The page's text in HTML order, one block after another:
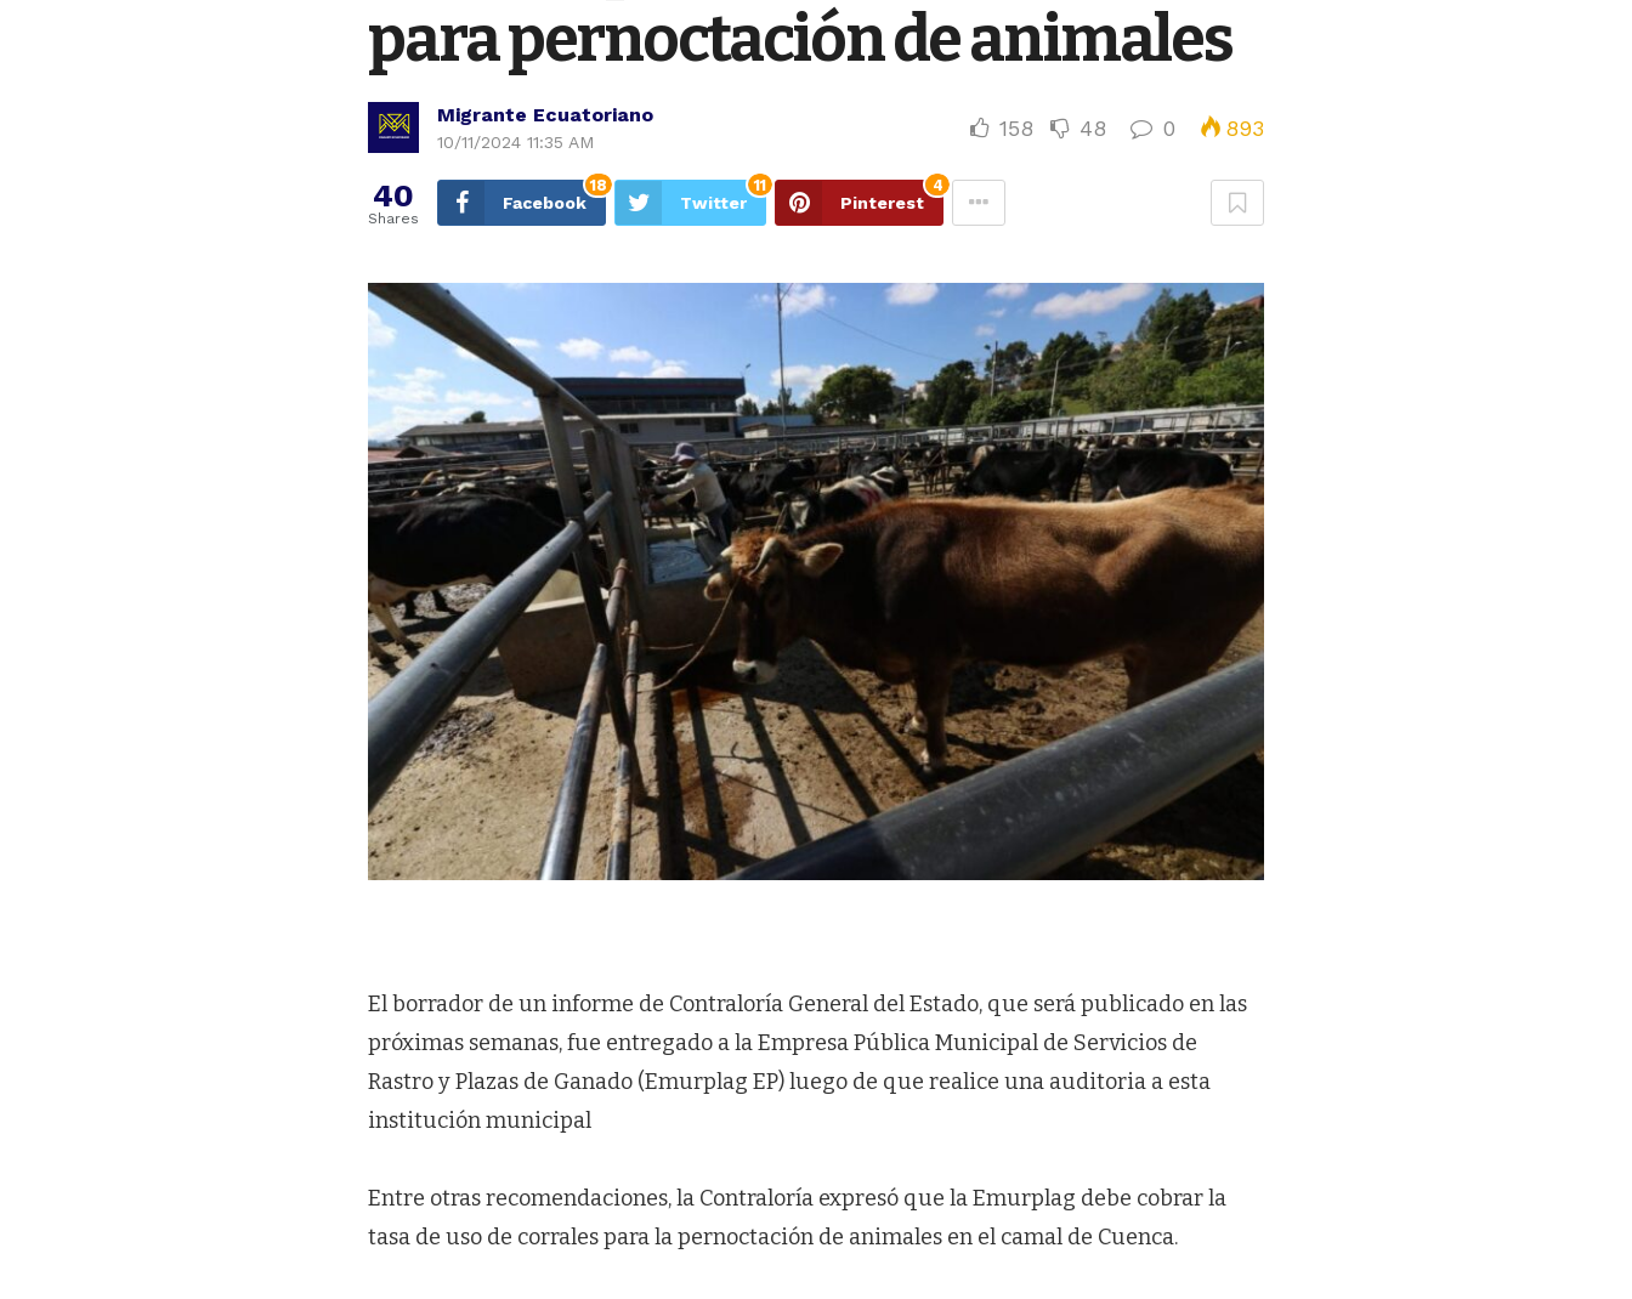
para pernoctación de animales
Migrante Ecuatoriano
10/11/2024 11:35 AM
158 48 0 893
40
Shares
Facebook
18
Twitter
11
Pinterest
4
El borrador de un informe de Contraloría General del Estado, que será publicado en las
próximas semanas, fue entregado a la Empresa Pública Municipal de Servicios de
Rastro y Plazas de Ganado (Emurplag EP) luego de que realice una auditoria a esta
institución municipal
Entre otras recomendaciones, la Contraloría expresó que la Emurplag debe cobrar la
tasa de uso de corrales para la pernoctación de animales en el camal de Cuenca.